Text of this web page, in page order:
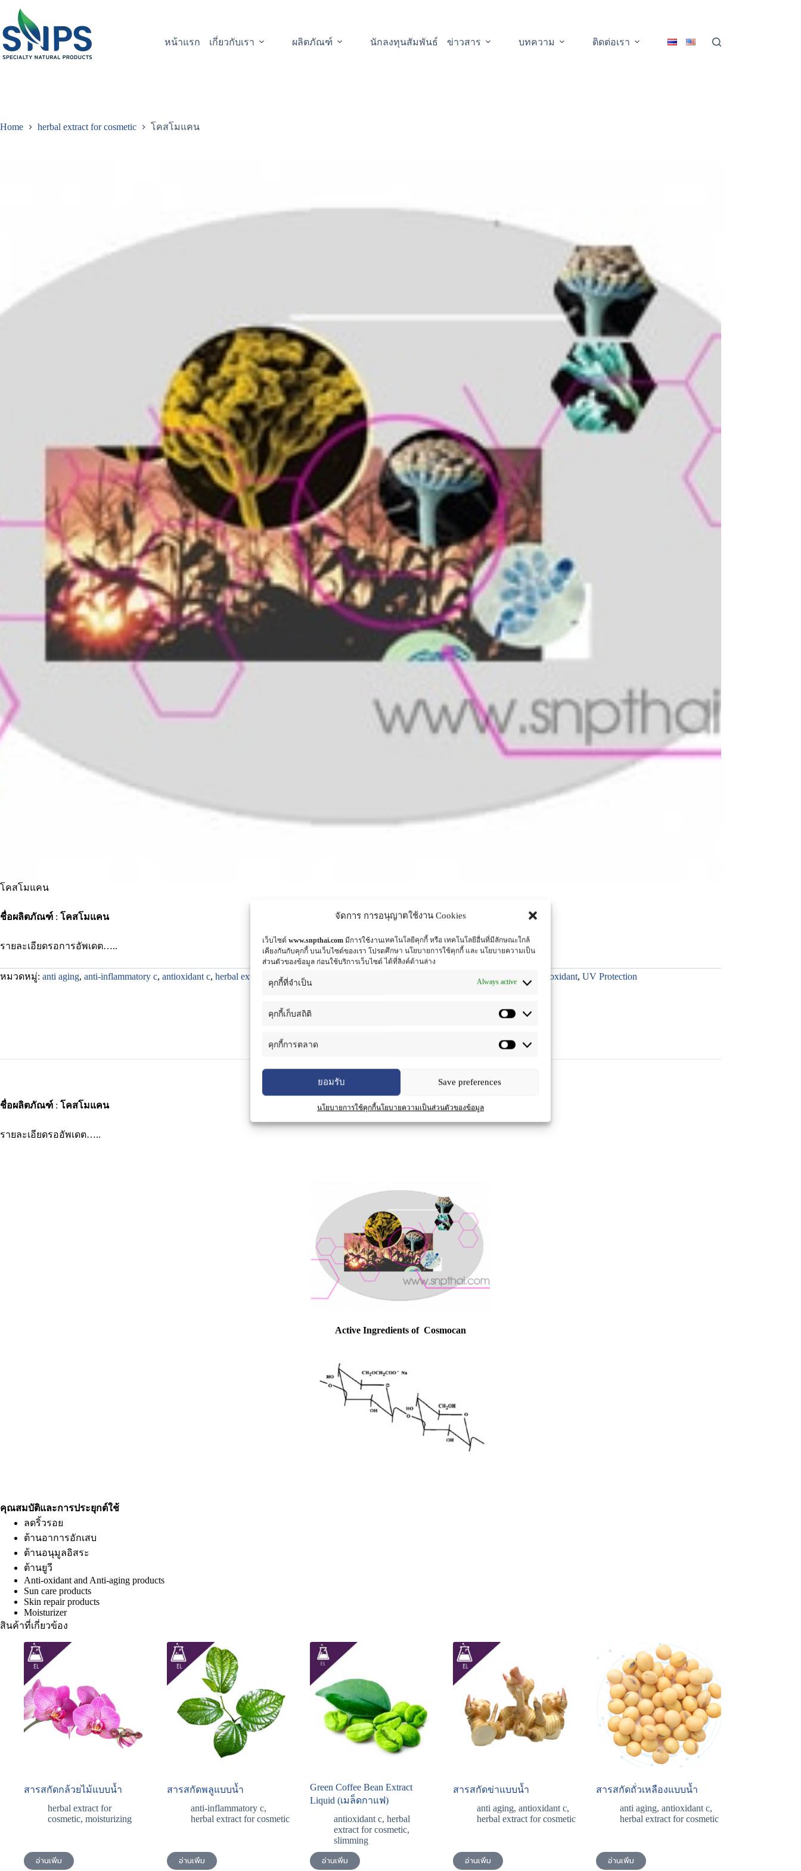
จัดการ การอนุญาตใช้งาน Cookies
เว็บไซต์ www.snpthai.com มีการใช้งานเทคโนโลยีคุกกี้ หรือ เทคโนโลยีอื่นที่มีลักษณะใกล้
เคียงกันกับคุกกี้ บนเว็บไซต์ของเรา โปรดศึกษา นโยบายการใช้คุกกี้ และ นโยบายความเป็น
ส่วนตัวของข้อมูล ก่อนใช้บริการเว็บไซต์ ได้ที่ลิงค์ด้านล่าง
คุกกี้ที่จำเป็น Always active
คุกกี้เก็บสถิติ
คุกกี้การตลาด
ยอมรับ Save preferences
นโยบายการใช้คุกกี้นโยบายความเป็นส่วนตัวของข้อมูล
หน้าแรก เกี่ยวกับเรา ผลิตภัณฑ์ นักลงทุนสัมพันธ์ ข่าวสาร บทความ ติดต่อเรา
Home herbal extract for cosmetic โคสโมแคน
โคสโมแคน
ชื่อผลิตภัณฑ์ : โคสโมแคน
รายละเอียดรอการอัพเดต…..
หมวดหมู่: anti aging, anti-inflammatory c, antioxidant c, herbal extract for cosmetic Anti-inflammatory Antioxidant, UV Protection
ชื่อผลิตภัณฑ์ : โคสโมแคน
รายละเอียดรออัพเดต…..
Active Ingredients of Cosmocan
คุณสมบัติและการประยุกต์ใช้
ลดริ้วรอย
ต้านอาการอักเสบ
ต้านอนุมูลอิสระ
ต้านยูวี
Anti-oxidant and Anti-aging products
Sun care products
Skin repair products
Moisturizer
สินค้าที่เกี่ยวข้อง
สารสกัดกล้วยไม้แบบน้ำ
herbal extract for
cosmetic, moisturizing
อ่านเพิ่ม
สารสกัดพลูแบบน้ำ
anti-inflammatory c,
herbal extract for cosmetic
อ่านเพิ่ม
Green Coffee Bean Extract
Liquid (เมล็ดกาแฟ)
antioxidant c, herbal
extract for cosmetic,
slimming
อ่านเพิ่ม
สารสกัดข่าแบบน้ำ
anti aging, antioxidant c,
herbal extract for cosmetic
อ่านเพิ่ม
สารสกัดถั่วเหลืองแบบน้ำ
anti aging, antioxidant c,
herbal extract for cosmetic
อ่านเพิ่ม